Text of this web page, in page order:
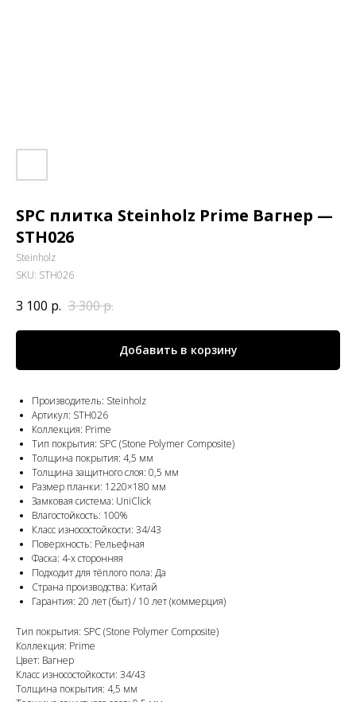
SPC плитка Steinholz Prime Вагнер —
STH026
Steinholz
SKU: STH026
3 100 р. 3 300р.
Добавить в корзину
Производитель: Steinholz
Артикул: STH026
Коллекция: Prime
Тип покрытия: SPC (Stone Polymer Composite)
Толщина покрытия: 4,5 мм
Толщина защитного слоя: 0,5 мм
Размер планки: 1220×180 мм
Замковая система: UniClick
Влагостойкость: 100%
Класс износостойкости: 34/43
Поверхность: Рельефная
Фаска: 4-х сторонняя
Подходит для тёплого пола: Да
Страна производства: Китай
Гарантия: 20 лет (быт) / 10 лет (коммерция)
Тип покрытия: SPC (Stone Polymer Composite)
Коллекция: Prime
Цвет: Вагнер
Класс износостойкости: 34/43
Толщина покрытия: 4,5 мм